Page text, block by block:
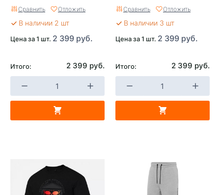
Сравнить Отложить
В наличии 2 шт
Цена за 1 шт. 2 399 руб.
Итого: 2 399 руб.
Сравнить Отложить
В наличии 3 шт
Цена за 1 шт. 2 399 руб.
Итого: 2 399 руб.